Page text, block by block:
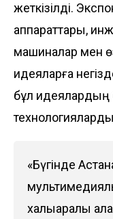
жеткізілді.
аппараттары,
машиналар мен
идеяларға
бұл идеялардың
«Бүгінде
халықаралық